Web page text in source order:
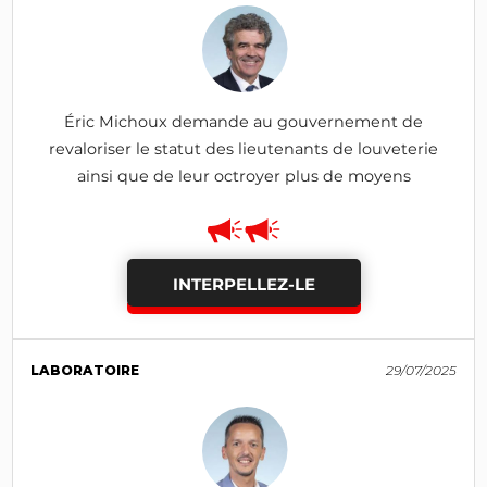
Éric Michoux demande au gouvernement de
revaloriser le statut des lieutenants de louveterie
ainsi que de leur octroyer plus de moyens
INTERPELLEZ-LE
LABORATOIRE 29/07/2025